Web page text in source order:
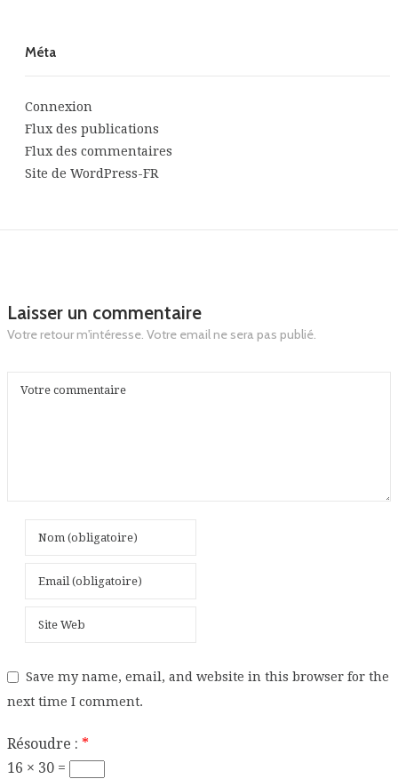
Méta
Connexion
Flux des publications
Flux des commentaires
Site de WordPress-FR
Laisser un commentaire
Votre retour m'intéresse. Votre email ne sera pas publié.
Save my name, email, and website in this browser for the
next time I comment.
Résoudre : *
16 × 30 =